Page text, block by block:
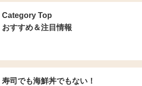
Category Top
おすすめ＆注目情報
寿司でも海鮮丼でもない！